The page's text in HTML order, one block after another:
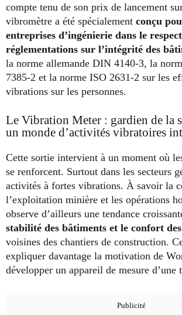
compte tenu de son prix de lancement
vibromètre a été spécialement conçu
entreprises d’ingénierie dans le
réglementations sur l’intégrité des
la norme allemande DIN 4140-3, la
7385-2 et la norme ISO 2631-2 sur les
vibrations sur les personnes.
Le Vibration Meter : gardien de la
un monde d’activités vibratoires
Cette sortie intervient à un moment où
se renforcent. Surtout dans les secteurs
activités à fortes vibrations. À savoir la
l’exploitation minière et les opérations
observe d’ailleurs une tendance
stabilité des bâtiments et le confort
voisines des chantiers de construction.
expliquer davantage la motivation de
développer un appareil de mesure d’une